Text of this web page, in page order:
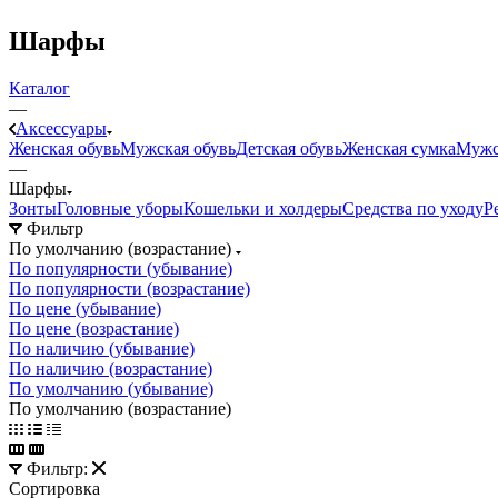
Шарфы
Каталог
—
Аксессуары
Женская обувьМужская обувьДетская обувьЖенская сумка
—
Шарфы
ЗонтыГоловные уборыКошельки и холдерыСредства по уходу
Фильтр
По умолчанию (возрастание)
По популярности (убывание)
По популярности (возрастание)
По цене (убывание)
По цене (возрастание)
По наличию (убывание)
По наличию (возрастание)
По умолчанию (убывание)
По умолчанию (возрастание)
Фильтр:
Сортировка